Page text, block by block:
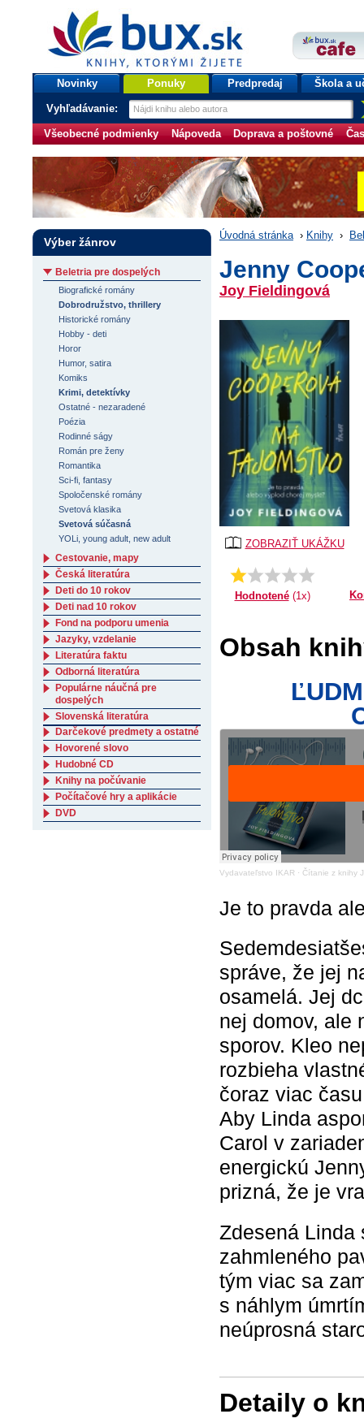
bux.sk
knihy, ktorými žijete
Úvodná stránka
Novinky Ponuky Predpredaj Škola a
Vyhľadávanie:
Všeobecné podmienky Nápoveda Doprava a poštovné
Úvodná stránka › Knihy ›
Jenny
Joy Fieldingová
ZOBRAZIŤ UKÁŽKU
Priemer:
1.0
Hodnotené(1x)
Obsah
Vydavateľstvo IKAR · Čítanie z knihy
Je to pravda
správe, že jej
osamelá. Jej
nej domov, ale
sporov. Kleo
rozbieha
čoraz viac
Aby Linda
Carol v
energickú
prizná, že je
Zdesená Linda
zahmleného
tým viac sa
s náhlym
neúprosná
Detaily o
Výber žánrov
Beletria pre dospelých
Biografické romány
Dobrodružstvo, thrillery
Historické romány
Hobby - deti
Horor
Humor, satira
Komiks
Krimi, detektívky
Ostatné - nezaradené
Poézia
Rodinné ságy
Román pre ženy
Romantika
Sci-fi, fantasy
Spoločenské romány
Svetová klasika
Svetová súčasná
YOLi, young adult, new adult
Cestovanie, mapy
Česká literatúra
Deti do 10 rokov
Deti nad 10 rokov
Fond na podporu umenia
Jazyky, vzdelanie
Literatúra faktu
Odborná literatúra
Populárne náučná pre
dospelých
Slovenská literatúra
Darčekové predmety a ostatné
Hovorené slovo
Hudobné CD
Knihy na počúvanie
Počítačové hry a aplikácie
DVD